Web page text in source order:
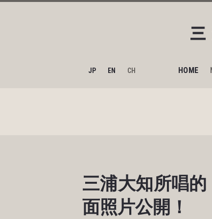
JP EN CH HOME
三浦大知所唱
面照片公開！